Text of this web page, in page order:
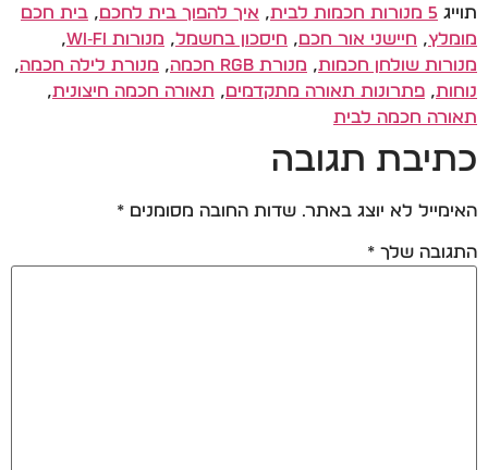
תוייג 5 מנורות חכמות לבית , איך להפוך בית לחכם, בית חכם
מומלץ, חיישני אור חכם, חיסכון בחשמל, מנורות Wi‑Fi
,
מנורות שולחן חכמות, מנורת RGB חכמה , מנורת לילה חכמה,
נוחות, פתרונות תאורה מתקדמים, תאורה חכמה חיצונית,
תאורה חכמה לבית
כתיבת תגובה
האימייל לא יוצג באתר. שדות החובה מסומנים *
התגובה שלך *